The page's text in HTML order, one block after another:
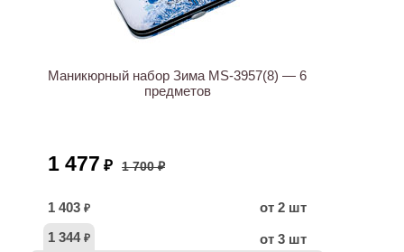
Маникюрный набор Зима MS-3957(8) — 6
предметов
1 477 ₽ 1 700 ₽
1 403 ₽
от 2 шт
1 344 ₽ от 3 шт